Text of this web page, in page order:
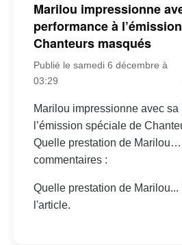
Marilou impressionne
performance à
Chanteurs masqués
Publié le samedi 6 décembre à
03:29
Marilou impressionne avec sa
l’émission spéciale de
Quelle prestation de
commentaires :
Quelle prestation de
l'article.